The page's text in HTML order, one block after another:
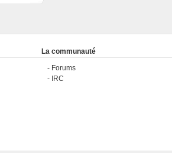
La communauté
Forums
IRC